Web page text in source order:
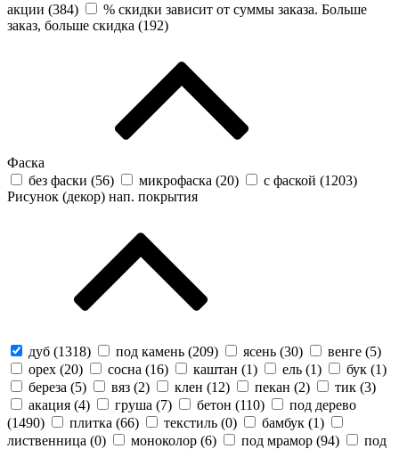
акции (384)
% скидки зависит от суммы заказа. Больше
заказ, больше скидка (192)
Фаска
без фаски (56) микрофаска (20) с фаской (1203)
Рисунок (декор) нап. покрытия
дуб (1318) под камень (209) ясень (30) венге (5)
орех (20) сосна (16) каштан (1) ель (1) бук (1)
береза (5) вяз (2) клен (12) пекан (2) тик (3)
акация (4) груша (7) бетон (110)
под дерево
(1490) плитка (66) текстиль (0) бамбук (1)
лиственница (0) моноколор (6) под мрамор (94)
под